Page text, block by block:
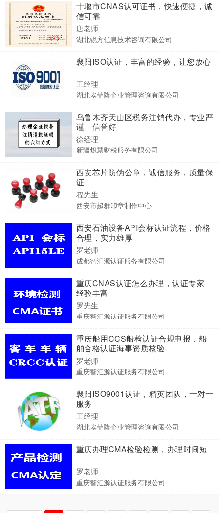
十堰市CNAS认可证书，快速便捷，诚
信可靠
唐老师
湖北锐方信息技术咨询有限公司
襄阳ISO认证，丰富的经验，让您放心
王经理
湖北埃菲隆企业管理咨询有限公司
乌鲁木齐天山区税务注销代办，专业严
谨，信誉好
徐经理
新疆炽慧财税服务有限公司
西安芯片防伪公章，诚信服务，质量保
证
程先生
西安市超群印章制作中心
西安石油设备API会标认证流程，价格
合理，实力雄厚
罗老师
成都智汇源认证服务有限公司
重庆CNAS认证怎么办理，认证专家
经验丰富
罗先生
重庆智汇源认证服务有限公司
重庆船用CCS船检认证合规申报，船
舶合格认证海事资质核验
罗老师
重庆智汇源认证服务有限公司
襄阳ISO9001认证，精英团队，一对一
服务
王经理
湖北埃菲隆企业管理咨询有限公司
重庆办理CMA检验检测，办理时间短
罗老师
重庆智汇源认证服务有限公司